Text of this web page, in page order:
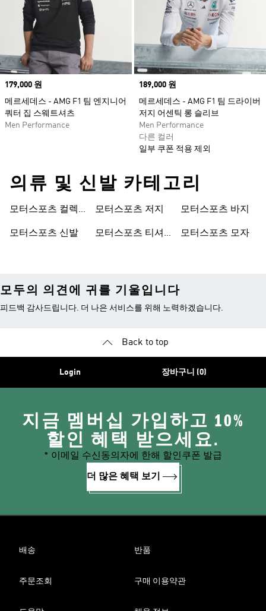
Price
179,000 원
메르세데스 - AMG F1 팀 엔지니어
쿼터 집 스웨트셔츠
Men Performance
Price
189,000 원
메르세데스 - AMG F1 팀 드라이버
저지 어센틱 롱 슬리브
Men Performance
다른 컬러
일부 쿠폰 적용 제외
의류 및 신발 카테고리
모터스포츠 컬렉
모터스포츠 신발
모터스포츠 저지
모터스포츠 티셔
모터스포츠 바지
모터스포츠 모자
모두의 의견에 귀를 기울입니다
피드백 감사드립니다. 더 나은 서비스를 위해 노력하겠습니다.
Back to top
Login 장바구니 (0)
지금 멤버십 가입하고 10%
할인 혜택 받으세요.
* 이메일 수신동의자에 한해 할인쿠폰 발급
더 많은 혜택 보기
배송 반품
주문조회 구매 이용약관